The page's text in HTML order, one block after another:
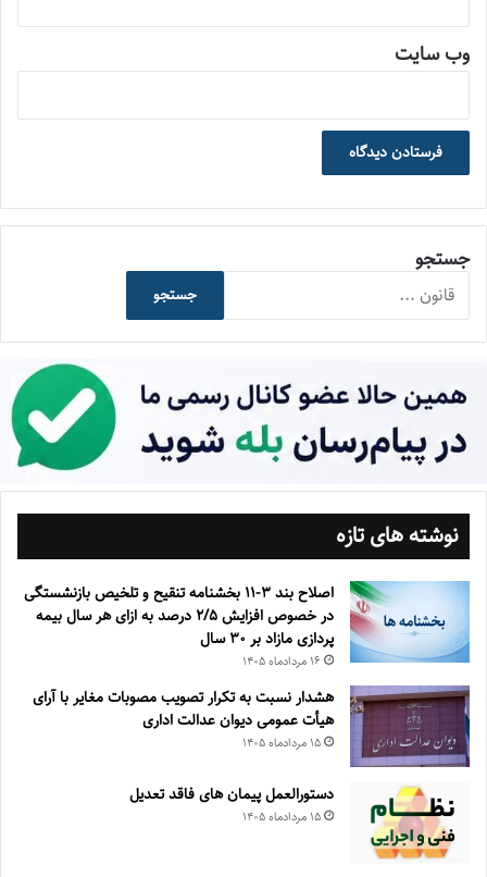
وب‌ سایت
جستجو
جستجو
نوشته های تازه
اصلاح بند ۳‏-۱۱ بخشنامه تنقیح و تلخیص بازنشستگی
در خصوص افزایش ۵‏‏‏‏‏‏‏‏‏/۲ درصد به ازای هر سال بیمه
پردازی مازاد بر ۳۰‏ سال
۱۶ مرداد‌ماه ۱۴۰۵
هشدار نسبت به تکرار تصویب مصوبات مغایر با آرای
هیأت عمومی دیوان عدالت اداری
۱۵ مرداد‌ماه ۱۴۰۵
دستورالعمل پیمان های فاقد تعدیل
۱۵ مرداد‌ماه ۱۴۰۵